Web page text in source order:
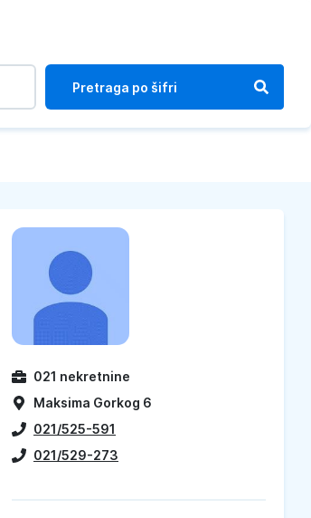
021 nekretnine
Maksima Gorkog 6
021/525-591
021/529-273